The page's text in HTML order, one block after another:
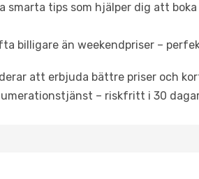
smarta tips som hjälper dig att
billigare än weekendpriser –
att erbjuda bättre priser och
– riskfritt i 30